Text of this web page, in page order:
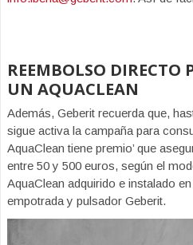
REEMBOLSO DIRECTO
UN AQUACLEAN
Además, Geberit recuerda que,
sigue activa la campaña para
AquaClean tiene premio’ que
entre 50 y 500 euros, según el
AquaClean adquirido e instalado
empotrada y pulsador Geberit.